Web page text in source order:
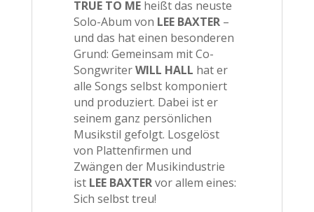
TRUE TO ME heißt das neuste
Solo-Abum von LEE BAXTER –
und das hat einen besonderen
Grund: Gemeinsam mit Co-
SongwriterWILL HALL hat er
alle Songs selbst komponiert
und produziert. Dabei ist er
seinem ganz persönlichen
Musikstil gefolgt. Losgelöst
von Plattenfirmen und
Zwängen der Musikindustrie
ist LEE BAXTERvor allem eines:
Sich selbst treu!